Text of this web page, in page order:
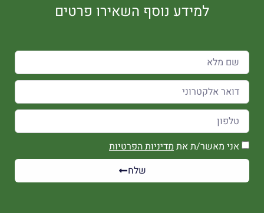
למידע נוסף השאירו פרטים
אני מאשר/ת את מדיניות הפרטיות
שלח